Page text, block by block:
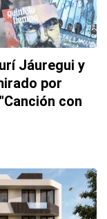
Jáuregui y
por
con